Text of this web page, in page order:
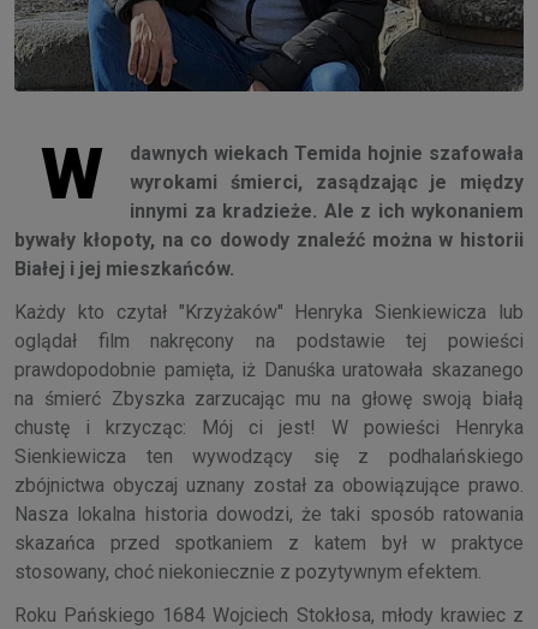
W
dawnych wiekach Temida hojnie szafowała
wyrokami śmierci, zasądzając je między
innymi za kradzieże. Ale z ich wykonaniem
bywały kłopoty, na co dowody znaleźć można w historii
Białej i jej mieszkańców.
Każdy kto czytał "Krzyżaków" Henryka Sienkiewicza lub
oglądał film nakręcony na podstawie tej powieści
prawdopodobnie pamięta, iż Danuśka uratowała skazanego
na śmierć Zbyszka zarzucając mu na głowę swoją białą
chustę i krzycząc: Mój ci jest! W powieści Henryka
Sienkiewicza ten wywodzący się z podhalańskiego
zbójnictwa obyczaj uznany został za obowiązujące prawo.
Nasza lokalna historia dowodzi, że taki sposób ratowania
skazańca przed spotkaniem z katem był w praktyce
stosowany, choć niekoniecznie z pozytywnym efektem.
Roku Pańskiego 1684 Wojciech Stokłosa, młody krawiec z